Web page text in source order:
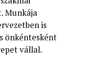
Munkája
is
önkéntesként
vállal.